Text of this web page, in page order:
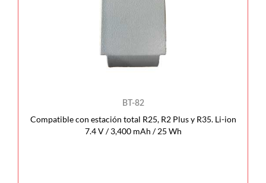
BT-82
Compatible con estación total R25, R2 Plus y R35. Li-ion
7.4 V / 3,400 mAh / 25 Wh